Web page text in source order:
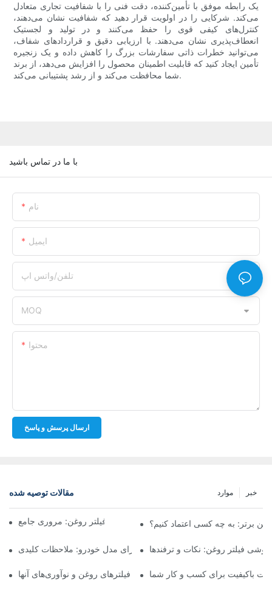
یک رابطه موفق با تأمین‌کننده، دقت فنی را با شفافیت تجاری متعادل
می‌کند. شرکایی را در اولویت قرار دهید که شفافیت نشان می‌دهند،
کنترل‌های کیفی قوی را حفظ می‌کنند و در تولید و لجستیک
انعطاف‌پذیری نشان می‌دهند. با ارزیابی دقیق و قراردادهای شفاف،
می‌توانید خطرات ذاتی سفارشات بزرگ را کاهش داده و یک زنجیره
تأمین ایجاد کنید که قابلیت اطمینان محصول را افزایش می‌دهد، از برند
شما محافظت می‌کند و از رشد پشتیبانی می‌کند.
با ما در تماس باشید
نام
ایمیل
تلفن/واتس اپ
MOQ
محتوا
ارسال پرسش و پاسخ
مقالات توصیه شده خبر موارد
شرکت‌های برتر تولیدکننده فیلتر روغن: مروری جامعبرتر: به چه کسی اعتماد کنیم؟
انتخاب فیلتر روغن مناسب برای مدل خودرو: ملاحظات کلیدی
فیلتر روغن: نکات و ترفندها
نگاهی به تولیدکنندگان پیشرو فیلترهای روغن و نوآوری‌های آنها
باکیفیت برای کسب و کار شما